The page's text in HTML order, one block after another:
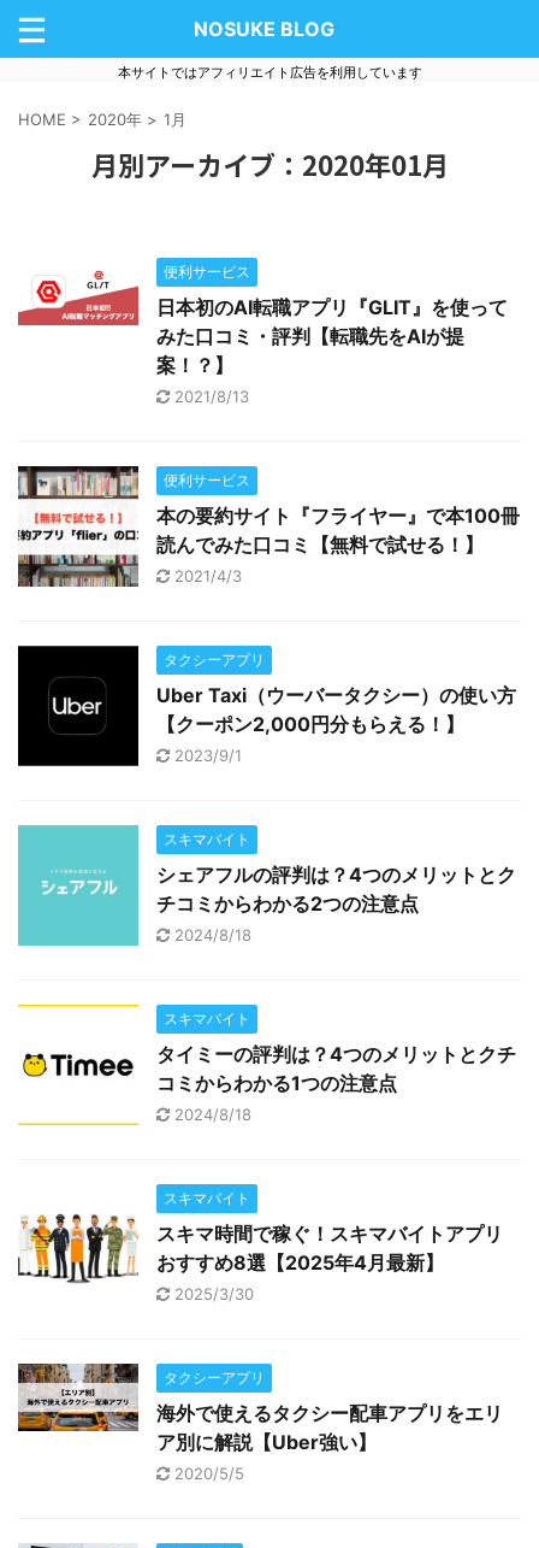
NOSUKE BLOG
本サイトではアフィリエイト広告を利用しています
HOME > 2020年 > 1月
月別アーカイブ：2020年01月
便利サービス
日本初のAI転職アプリ『GLIT』を使って
みた口コミ・評判【転職先をAIが提
案！？】
2021/8/13
便利サービス
本の要約サイト『フライヤー』で本100冊
読んでみた口コミ【無料で試せる！】
2021/4/3
タクシーアプリ
Uber Taxi（ウーバータクシー）の使い方
【クーポン2,000円分もらえる！】
2023/9/1
スキマバイト
シェアフルの評判は？4つのメリットとク
チコミからわかる2つの注意点
2024/8/18
スキマバイト
タイミーの評判は？4つのメリットとクチ
コミからわかる1つの注意点
2024/8/18
スキマバイト
スキマ時間で稼ぐ！スキマバイトアプリ
おすすめ8選【2025年4月最新】
2025/3/30
タクシーアプリ
海外で使えるタクシー配車アプリをエリ
ア別に解説【Uber強い】
2020/5/5